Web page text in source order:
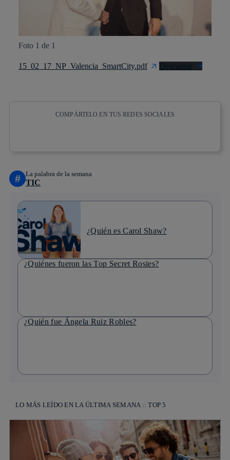
Foto 1 de 1
15_02_17_NP_Valencia_SmartCity.pdf Descargar
COMPÁRTELO EN TUS REDES SOCIALES
# La palabra de la semana
TIC
¿Quién es Carol Shaw?
¿Quiénes fueron las Top Secret Rosies?
¿Quién fue Ángela Ruiz Robles?
LO MÁS LEÍDO EN LA ÚLTIMA SEMANA :: TOP 5